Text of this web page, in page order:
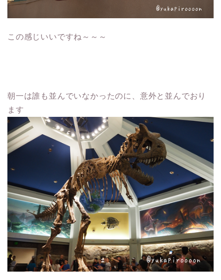
この感じいいですね～～～
朝一は誰も並んでいなかったのに、意外と並んでおり
ます